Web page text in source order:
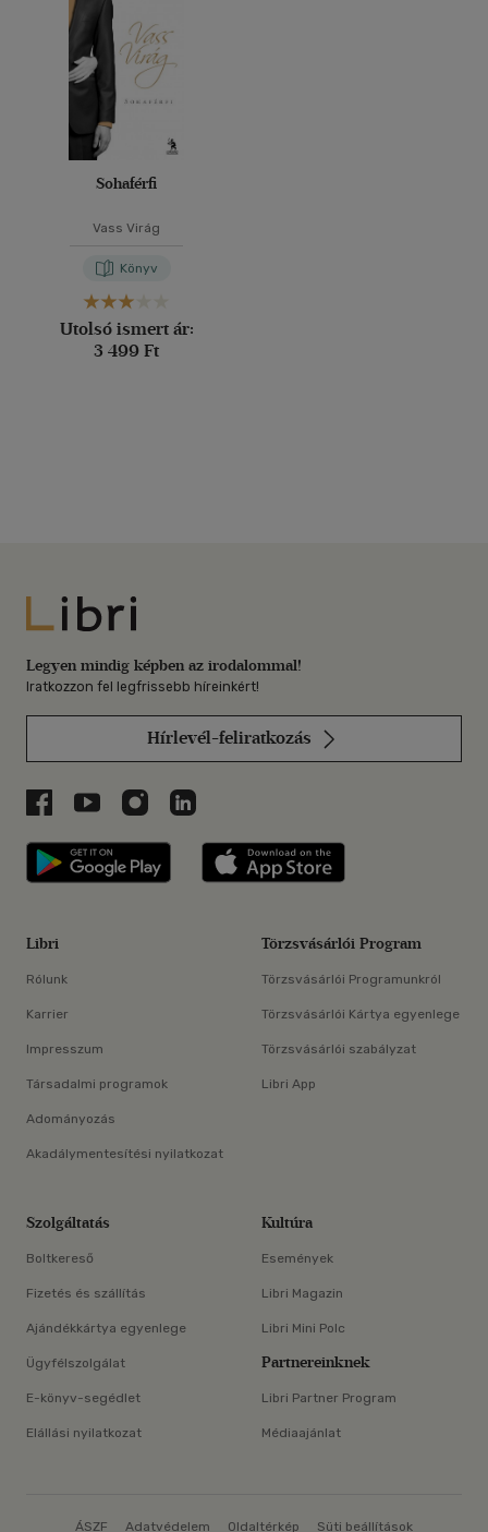
Sohaférfi
Vass Virág
Könyv
Utolsó ismert ár:
3 499 Ft
Libri
Legyen mindig képben az irodalommal!
Iratkozzon fel legfrissebb híreinkért!
Hírlevél-feliratkozás
Libri a Facebookon
Libri a Youtube-on
Libri az Instagramon
Libri a LinkedInen
Libri applikáció Szerezd meg: Google
Libri
Rólunk
Karrier
Impresszum
Társadalmi programok
Adományozás
Akadálymentesítési nyilatkozat
Törzsvásárlói Program
Törzsvásárlói Programunkról
Törzsvásárlói Kártya egyenlege
Törzsvásárlói szabályzat
Libri App
Szolgáltatás
Boltkereső
Fizetés és szállítás
Ajándékkártya egyenlege
Ügyfélszolgálat
E-könyv-segédlet
Elállási nyilatkozat
Kultúra
Események
Libri Magazin
Libri Mini Polc
Partnereinknek
Libri Partner Program
Médiaajánlat
ÁSZF Adatvédelem Oldaltérkép Süti beállítások